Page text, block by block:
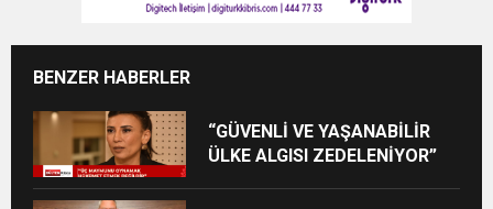
BENZER HABERLER
“GÜVENLİ VE YAŞANABİLİR
ÜLKE ALGISI ZEDELENİYOR”